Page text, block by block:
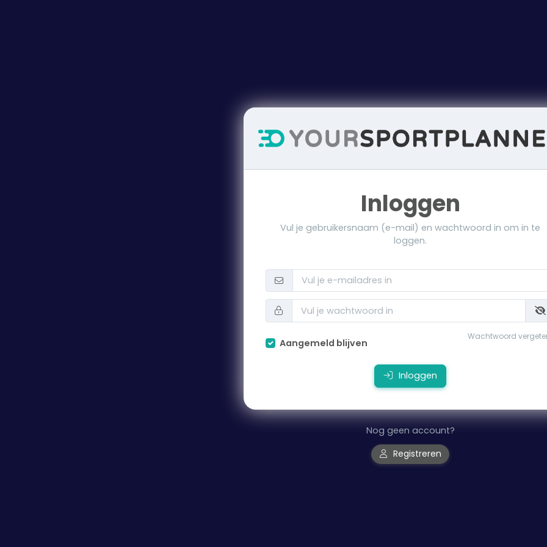
Inloggen
Vul je gebruikersnaam (e-mail) en wachtwoord in om in te
loggen.
Wachtwoord
Aangemeld blijven
Inloggen
Nog geen account?
Registreren